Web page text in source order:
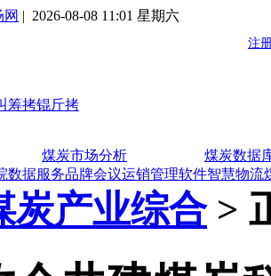
| 2026-08-08 11:01 星期六
煤炭市场分析
煤炭数据
数据服务品牌会议运销管理软件智慧物流
炭产业综合>